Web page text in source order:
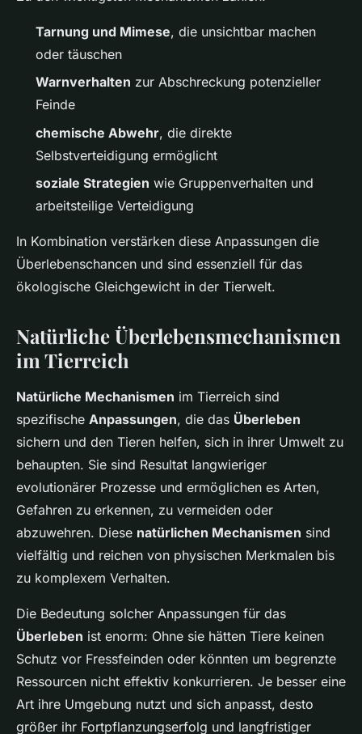
Tarnung und Mimese, die unsichtbar machen
oder täuschen
Warnverhalten zur Abschreckung potenzieller
Feinde
chemische Abwehr, die direkte
Selbstverteidigung ermöglicht
soziale Strategien wie Gruppenverhalten und
arbeitsteilige Verteidigung
In Kombination verstärken diese Anpassungen die
Überlebenschancen und sind essenziell für das
ökologische Gleichgewicht in der Tierwelt.
Natürliche Überlebensmechanismen
im Tierreich
Natürliche Mechanismen im Tierreich sind
spezifische Anpassungen, die das Überleben
sichern und den Tieren helfen, sich in ihrer Umwelt zu
behaupten. Sie sind Resultat langwieriger
evolutionärer Prozesse und ermöglichen es Arten,
Gefahren zu erkennen, zu vermeiden oder
abzuwehren. Diese natürlichen Mechanismen sind
vielfältig und reichen von physischen Merkmalen bis
zu komplexem Verhalten.
Die Bedeutung solcher Anpassungen für das
Überleben ist enorm: Ohne sie hätten Tiere keinen
Schutz vor Fressfeinden oder könnten um begrenzte
Ressourcen nicht effektiv konkurrieren. Je besser eine
Art ihre Umgebung nutzt und sich anpasst, desto
größer ihr Fortpflanzungserfolg und langfristiger